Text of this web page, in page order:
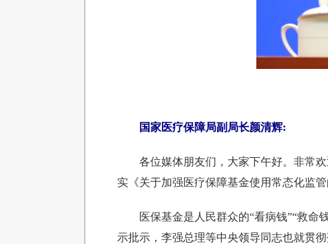
国家医疗保障局副局长颜清辉:
各位媒体朋友们，大家下午好。非常
实《关于加强医疗保障基金使用常态化监
医保基金是人民群众的“看病钱”“救
示批示，李强总理等中央领导同志也就贯